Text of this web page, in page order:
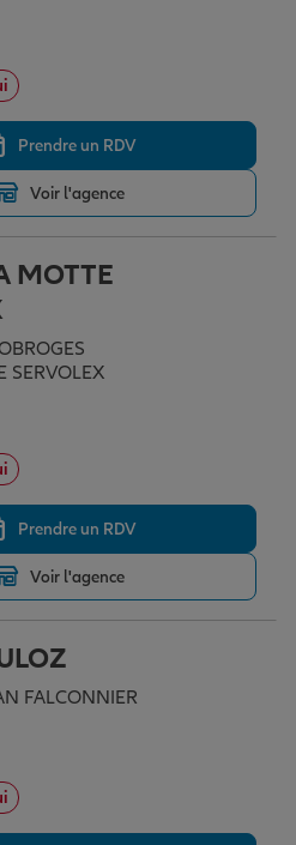
Prendre un RDV
Voir l'agence
MOTTE
SERVOLEX
Prendre un RDV
Voir l'agence
FALCONNIER